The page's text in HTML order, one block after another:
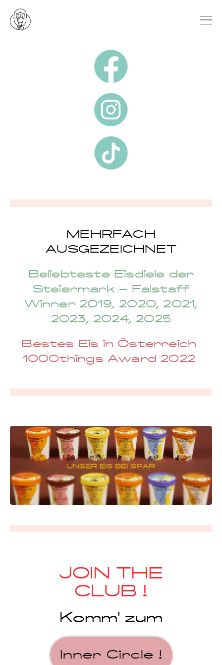
MEHRFACH
AUSGEZEICHNET
Beliebteste Eisdiele der
Steiermark – Falstaff
Winner 2019, 2020, 2021,
2023, 2024, 2025
Bestes Eis in Österreich
1000things Award 2022
Komm' zum
Inner Circle !